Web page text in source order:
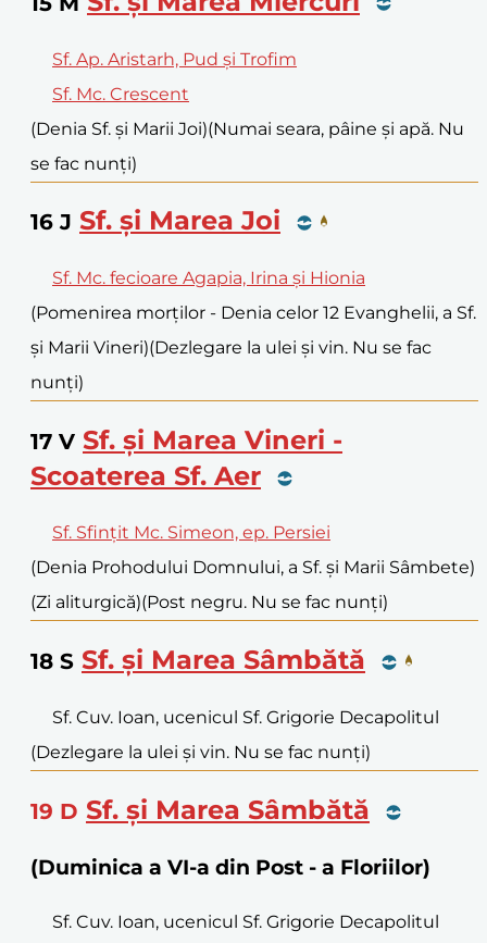
Sf. Ap. Aristarh, Pud și Trofim
Sf. Mc. Crescent
(Denia Sf. și Marii Joi)(Numai seara, pâine și apă. Nu
se fac nunți)
16 J Sf. și Marea Joi
Sf. Mc. fecioare Agapia, Irina și Hionia
(Pomenirea morților - Denia celor 12 Evanghelii, a Sf.
și Marii Vineri)(Dezlegare la ulei și vin. Nu se fac
nunți)
17 V Sf. și Marea Vineri -
Scoaterea Sf. Aer
Sf. Sfințit Mc. Simeon, ep. Persiei
(Denia Prohodului Domnului, a Sf. și Marii Sâmbete)
(Zi aliturgică)(Post negru. Nu se fac nunți)
18 S Sf. și Marea Sâmbătă
Sf. Cuv. Ioan, ucenicul Sf. Grigorie Decapolitul
(Dezlegare la ulei și vin. Nu se fac nunți)
19 D Sf. și Marea Sâmbătă
(Duminica a VI-a din Post - a Floriilor)
Sf. Cuv. Ioan, ucenicul Sf. Grigorie Decapolitul